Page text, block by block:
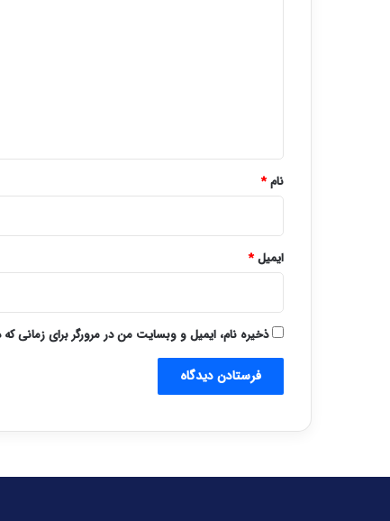
نام*
ایمیل*
ذخیره نام، ایمیل و وبسایت من در مرورگر برای زمانی